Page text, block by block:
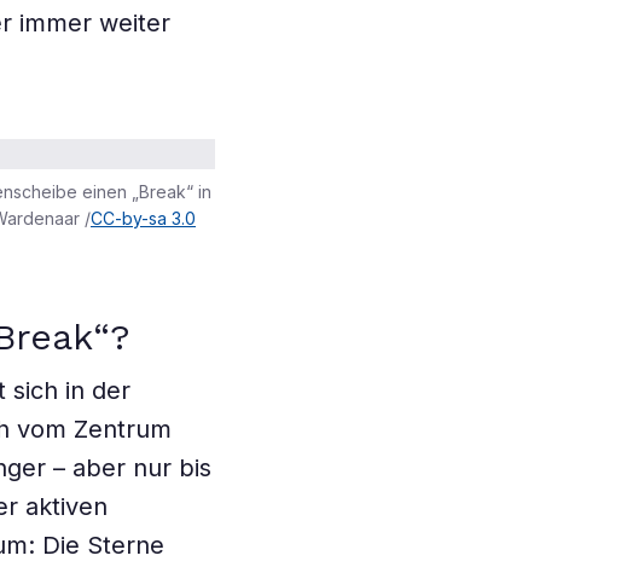
immer weiter
einen „Break“ in
/CC-by-sa 3.0
sich in der
vom Zentrum
– aber nur bis
aktiven
Die Sterne